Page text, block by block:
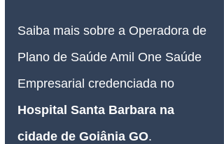
Saiba mais sobre a Operadora de
Plano de Saúde Amil One Saúde
Empresarial credenciada no
Hospital Santa Barbara na
cidade de Goiânia GO.